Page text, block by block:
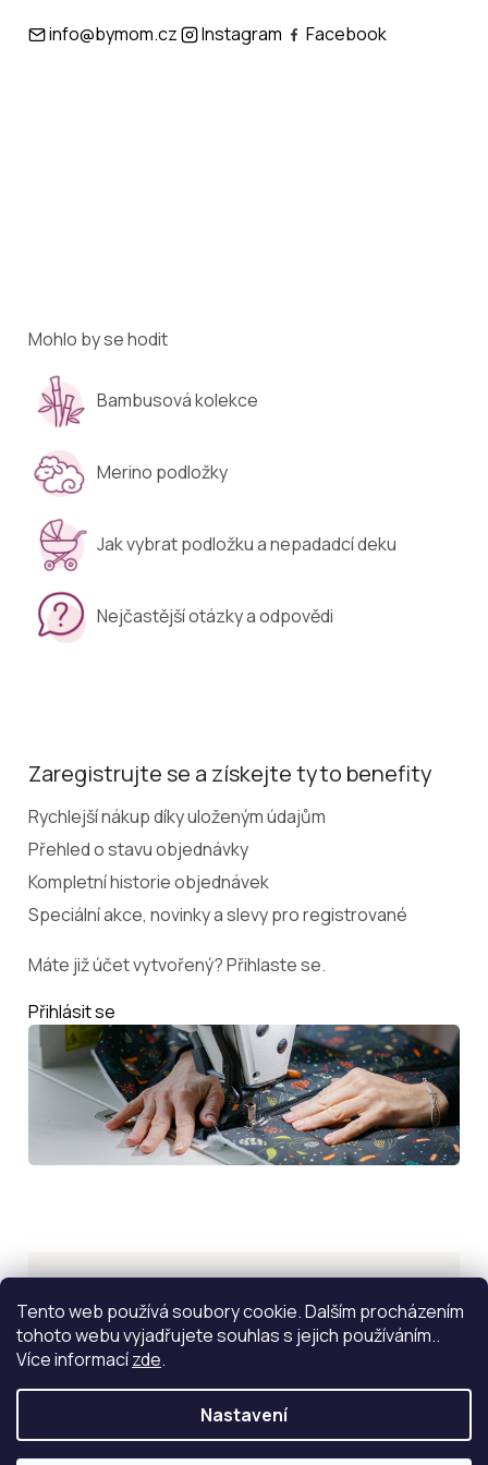
Tento web používá soubory cookie. Dalším procházením
tohoto webu vyjadřujete souhlas s jejich používáním..
Více informacízde.
Nastavení
info@bymom.cz Instagram Facebook
Mohlo by se hodit
Bambusová kolekce
Merino podložky
Jak vybrat podložku a nepadadcí deku
Nejčastější otázky a odpovědi
Zaregistrujte se a získejte tyto benefity
Rychlejší nákup díky uloženým údajům
Přehled o stavu objednávky
Kompletní historie objednávek
Speciální akce, novinky a slevy pro registrované
Máte již účet vytvořený? Přihlaste se.
Přihlásit se
Inspirace
ZOBRAZIT VÍCE